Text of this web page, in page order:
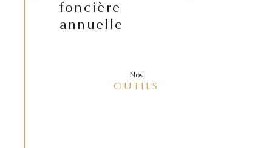
foncière
annuelle
Nos
OUTILS